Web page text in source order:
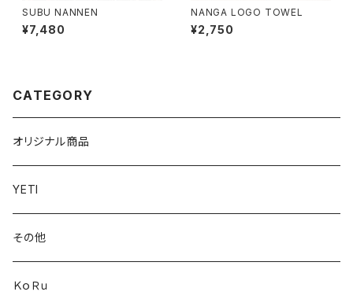
SUBU NANNEN
¥7,480
NANGA LOGO TOWEL
¥2,750
CATEGORY
オリジナル商品
YETI
その他
ＫｏＲｕ